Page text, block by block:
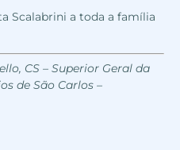
Scalabrini a toda a família
CS – Superior Geral da
de São Carlos –